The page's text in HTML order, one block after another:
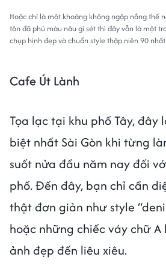
Hoặc chỉ là một khoảng không ngập nắng thế
tôn đã phủ màu nâu gỉ sét thì đây vẫn là một
chụp hình đẹp và chuẩn style thập niên 90 nhất
Cafe Út Lành
Tọa lạc tại khu phố Tây, đây
biệt nhất Sài Gòn khi từng
suốt nửa đầu năm nay đối
phố. Đến đây, bạn chỉ cần
thật đơn giản như style
hoặc những chiếc váy chữ
ảnh đẹp đến liêu xiêu.